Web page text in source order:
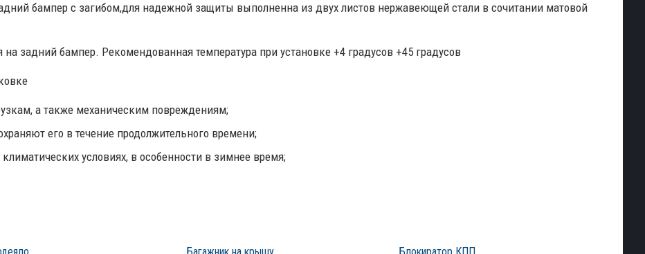
бампер с загибом,для надежной защиты выполненна из двух листов нержавеющей стали в сочитании матовой
задний бампер. Рекомендованная температура при установке +4 градусов +45 градусов
а также механическим повреждениям;
его в течение продолжительного времени;
условиях, в особенности в зимнее время;